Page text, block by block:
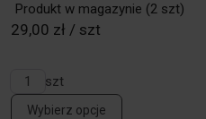
Produkt w magazynie (2 szt)
29,00 zł / szt
szt
Wybierz opcje